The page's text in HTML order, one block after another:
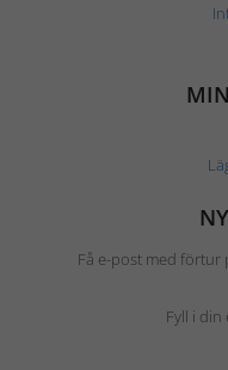
Få e-post med förtur
Fyll i din